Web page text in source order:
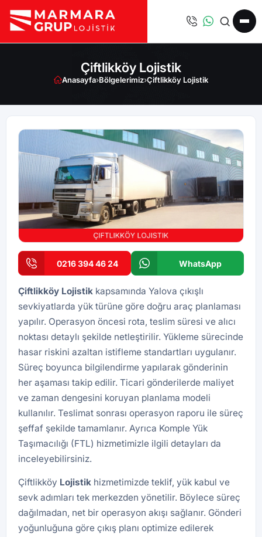
Çiftlikköy Lojistik
Anasayfa›Bölgelerimiz›Çiftlikköy Lojistik
0216 394 46 24 WhatsApp
Çiftlikköy Lojistik kapsamında Yalova çıkışlı
sevkiyatlarda yük türüne göre doğru araç planlaması
yapılır. Operasyon öncesi rota, teslim süresi ve alıcı
noktası detaylı şekilde netleştirilir. Yükleme sürecinde
hasar riskini azaltan istifleme standartları uygulanır.
Süreç boyunca bilgilendirme yapılarak gönderinin
her aşaması takip edilir. Ticari gönderilerde maliyet
ve zaman dengesini koruyan planlama modeli
kullanılır. Teslimat sonrası operasyon raporu ile süreç
şeffaf şekilde tamamlanır. Ayrıca Komple Yük
Taşımacılığı (FTL) hizmetimizle ilgili detayları da
inceleyebilirsiniz.
Çiftlikköy Lojistik hizmetimizde teklif, yük kabul ve
sevk adımları tek merkezden yönetilir. Böylece süreç
dağılmadan, net bir operasyon akışı sağlanır. Gönderi
yoğunluğuna göre çıkış planı optimize edilerek